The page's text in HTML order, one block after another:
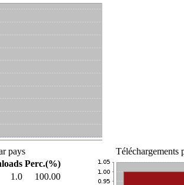
pays
Perc.(%)
1.0 100.00
Téléchargements